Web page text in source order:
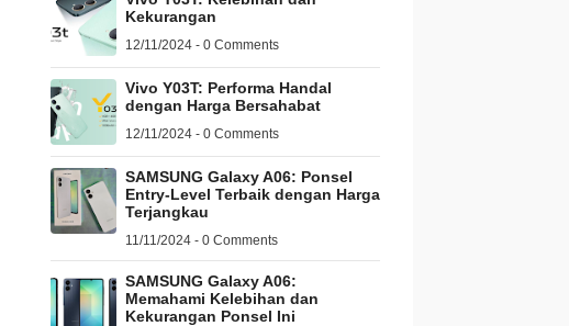
Kekurangan
12/11/2024 - 0 Comments
Vivo Y03T: Performa Handal
dengan Harga Bersahabat
12/11/2024 - 0 Comments
SAMSUNG Galaxy A06: Ponsel
Entry-Level Terbaik dengan Harga
Terjangkau
11/11/2024 - 0 Comments
SAMSUNG Galaxy A06:
Memahami Kelebihan dan
Kekurangan Ponsel Ini